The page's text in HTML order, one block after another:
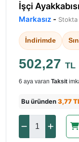
İşçi
Markasız - Stokta
İndirimde
502,27 TL
6 aya varan Taksit
Bu üründen3,77